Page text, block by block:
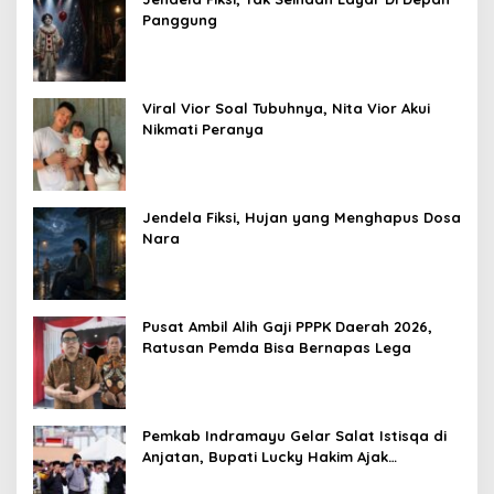
Panggung
Viral Vior Soal Tubuhnya, Nita Vior Akui
Nikmati Peranya
Jendela Fiksi, Hujan yang Menghapus Dosa
Nara
Pusat Ambil Alih Gaji PPPK Daerah 2026,
Ratusan Pemda Bisa Bernapas Lega
Pemkab Indramayu Gelar Salat Istisqa di
Anjatan, Bupati Lucky Hakim Ajak